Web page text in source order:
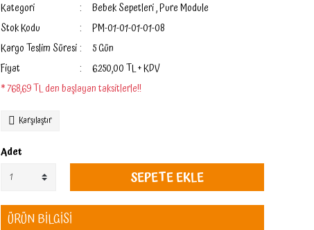
Kategori
Bebek Sepetleri,Pure Module
Stok Kodu
PM-01-01-01-01-08
Kargo Teslim Süresi
5 Gün
Fiyat
6.250,00 TL + KDV
* 768,69 TL den başlayan taksitlerle!!
Karşılaştır
Adet
SEPETE EKLE
ÜRÜN BİLGİSİ